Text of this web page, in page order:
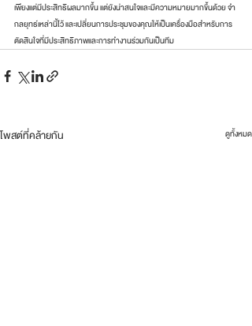
เพียงแต่มีประสิทธิผลมากขึ้น แต่ยังน่าสนใจและมีความหมายมากขึ้นด้วย จำ
กลยุทธ์เหล่านี้ไว้ และเปลี่ยนการประชุมของคุณให้เป็นเครื่องมือสำหรับการ
ตัดสินใจที่มีประสิทธิภาพและการทำงานร่วมกันเป็นทีม
โพสต์ที่คล้ายกัน ดูทั้งหมด